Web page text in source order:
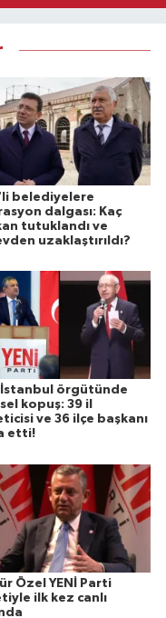
belediyelere
dalgası: Kaç
tutuklandı ve
uzaklaştırıldı?
İstanbul örgütünde
kopuş: 39 il
ve 36 ilçe başkanı
etti!
Özel YENİ Parti
ilk kez canlı